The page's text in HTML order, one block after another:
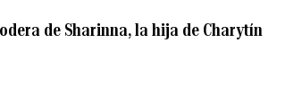
de Sharinna, la hija de Charytín